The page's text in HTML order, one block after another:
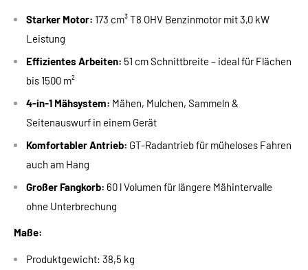
Starker Motor: 173 cm³ T8 OHV Benzinmotor mit 3,0 kW
Leistung
Effizientes Arbeiten: 51 cm Schnittbreite – ideal für Flächen
bis 1500 m²
4-in-1 Mähsystem: Mähen, Mulchen, Sammeln &
Seitenauswurf in einem Gerät
Komfortabler Antrieb: GT-Radantrieb für müheloses Fahren
auch am Hang
Großer Fangkorb: 60 l Volumen für längere Mähintervalle
ohne Unterbrechung
Maße:
Produktgewicht: 38,5 kg